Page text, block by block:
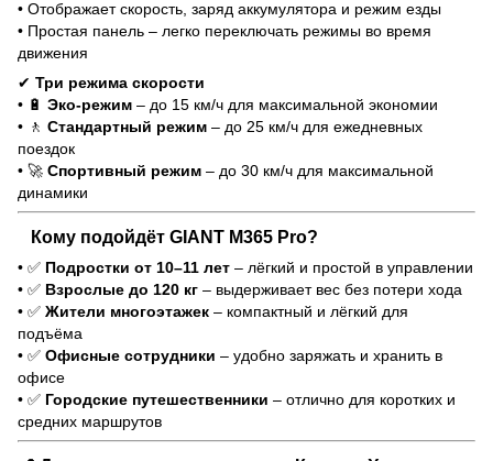
• Отображает скорость, заряд аккумулятора и режим езды
• Простая панель – легко переключать режимы во время
движения
✔ Три режима скорости
• 🔋 Эко-режим – до 15 км/ч для максимальной экономии
• 🚶 Стандартный режим – до 25 км/ч для ежедневных
поездок
• 🚀 Спортивный режим – до 30 км/ч для максимальной
динамики
Кому подойдёт GIANT M365 Pro?
• ✅ Подростки от 10–11 лет – лёгкий и простой в управлении
• ✅ Взрослые до 120 кг – выдерживает вес без потери хода
• ✅ Жители многоэтажек – компактный и лёгкий для
подъёма
• ✅ Офисные сотрудники – удобно заряжать и хранить в
офисе
• ✅ Городские путешественники – отлично для коротких и
средних маршрутов